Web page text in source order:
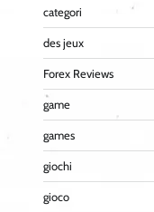
categori
des jeux
Forex Reviews
game
games
giochi
gioco